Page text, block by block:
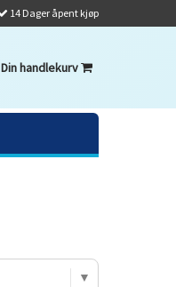
14 Dager åpent kjøp
Din handlekurv